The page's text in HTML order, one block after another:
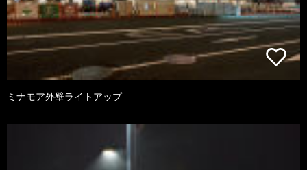
ミナモア外壁ライトアップ